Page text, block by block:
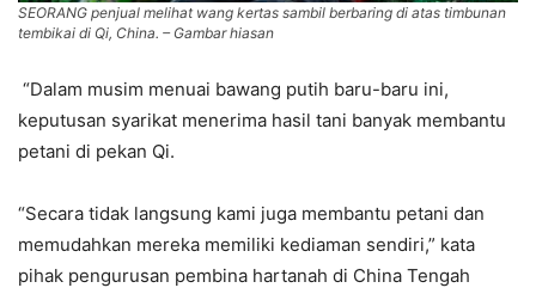
SEORANG penjual melihat wang kertas sambil berbaring di atas timbunan
tembikai di Qi, China. – Gambar hiasan
“Dalam musim menuai bawang putih baru-baru ini,
keputusan syarikat menerima hasil tani banyak membantu
petani di pekan Qi.
“Secara tidak langsung kami juga membantu petani dan
memudahkan mereka memiliki kediaman sendiri,” kata
pihak pengurusan pembina hartanah di China Tengah